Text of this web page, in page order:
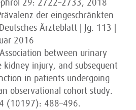
29: 2722–2733, 2018
der eingeschränkten
Ärzteblatt | Jg. 113 |
2016
between urinary
kidney injury, and subsequent
in patients undergoing
observational cohort study.
(10197): 488–496.